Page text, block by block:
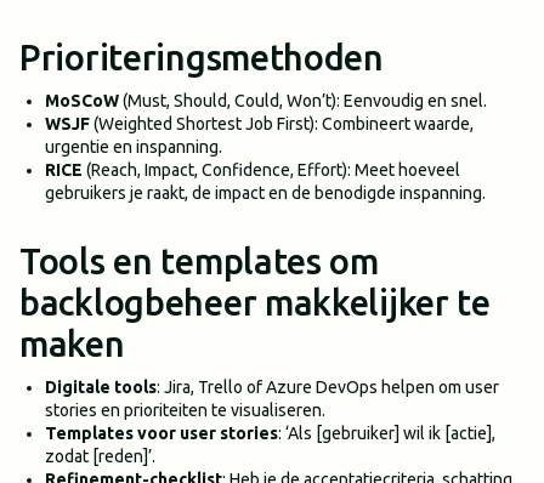
Prioriteringsmethoden
MoSCoW(Must, Should, Could, Won’t): Eenvoudig en snel.
WSJF(Weighted Shortest Job First): Combineert waarde,
urgentie en inspanning.
RICE (Reach, Impact, Confidence, Effort): Meet hoeveel
gebruikers je raakt, de impact en de benodigde inspanning.
Tools en templates om
backlogbeheer makkelijker te
maken
Digitale tools: Jira, Trello of Azure DevOps helpen om user
stories en prioriteiten te visualiseren.
Templates voor user stories: ‘Als [gebruiker] wil ik [actie],
zodat [reden]’.